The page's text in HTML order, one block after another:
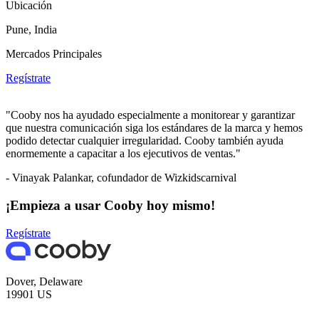
Ubicación
Pune, India
Mercados Principales
Regístrate
"Cooby nos ha ayudado especialmente a monitorear y garantizar
que nuestra comunicación siga los estándares de la marca y hemos
podido detectar cualquier irregularidad. Cooby también ayuda
enormemente a capacitar a los ejecutivos de ventas."
- Vinayak Palankar, cofundador de Wizkidscarnival
¡Empieza a usar Cooby hoy mismo!
Regístrate
Dover, Delaware
19901 US